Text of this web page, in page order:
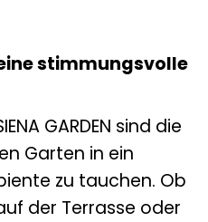
stimmungsvolle
GARDEN sind die
Garten in ein
zu tauchen. Ob
der Terrasse oder